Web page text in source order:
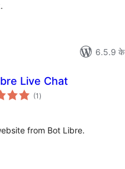
6.5.9 के
Live Chat
(1 कुल
दर)
from Bot Libre.